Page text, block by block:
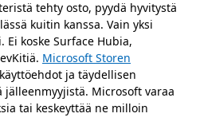
tehty osto, pyydä hyvitystä
kuitin kanssa. Vain yksi
koske Surface Hubia,
Microsoft Storen
ja täydellisen
Microsoft varaa
tai keskeyttää ne milloin